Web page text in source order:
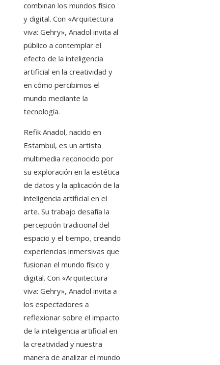
combinan los mundos físico
y digital. Con «Arquitectura
viva: Gehry», Anadol invita al
público a contemplar el
efecto de la inteligencia
artificial en la creatividad y
en cómo percibimos el
mundo mediante la
tecnología.
Refik Anadol, nacido en
Estambul, es un artista
multimedia reconocido por
su exploración en la estética
de datos y la aplicación de la
inteligencia artificial en el
arte. Su trabajo desafía la
percepción tradicional del
espacio y el tiempo, creando
experiencias inmersivas que
fusionan el mundo físico y
digital. Con «Arquitectura
viva: Gehry», Anadol invita a
los espectadores a
reflexionar sobre el impacto
de la inteligencia artificial en
la creatividad y nuestra
manera de analizar el mundo